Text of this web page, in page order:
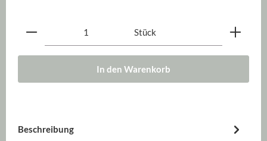
Produkt Anzahl: Gib den gewünschten Wert ein
Stück
In den Warenkorb
Beschreibung